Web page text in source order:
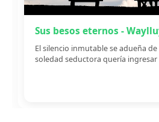
Sus besos eternos -
El silencio inmutable se adueña
soledad seductora quería ingresar